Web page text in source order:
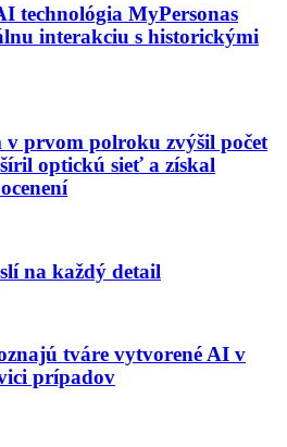
technológia MyPersonas
interakciu s historickými
v prvom polroku zvýšil počet
optickú sieť a získal
na každý detail
tváre vytvorené AI v
prípadov